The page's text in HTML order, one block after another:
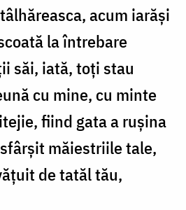
acum iarăşi
la întrebare
săi, iată, toţi stau
cu mine, cu minte
fiind gata a ruşina
măiestriile tale,
de tatăl tău,